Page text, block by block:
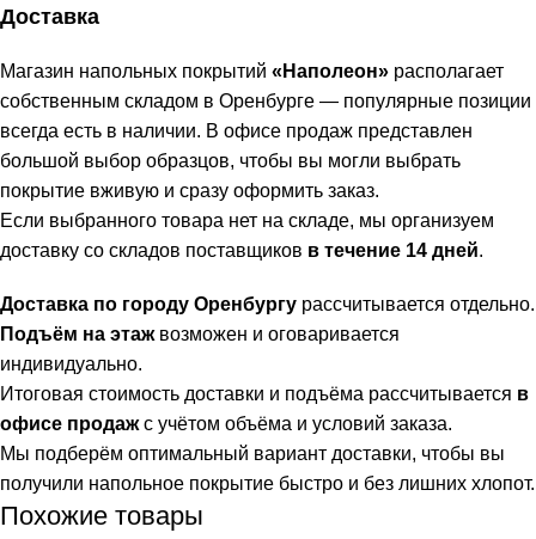
Доставка
Магазин напольных покрытий «Наполеон» располагает
собственным складом в Оренбурге — популярные позиции
всегда есть в наличии. В офисе продаж представлен
большой выбор образцов, чтобы вы могли выбрать
покрытие вживую и сразу оформить заказ.
Если выбранного товара нет на складе, мы организуем
доставку со складов поставщиков в течение 14 дней.
Доставка по городу Оренбургу рассчитывается отдельно.
Подъём на этажвозможен и оговаривается
индивидуально.
Итоговая стоимость доставки и подъёма рассчитывается в
офисе продажс учётом объёма и условий заказа.
Мы подберём оптимальный вариант доставки, чтобы вы
получили напольное покрытие быстро и без лишних хлопот.
Похожие товары